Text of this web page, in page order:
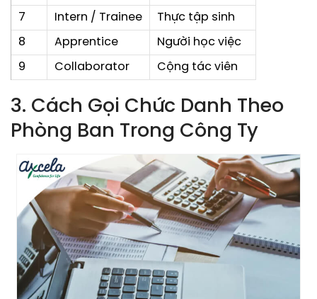
7 Intern / Trainee Thực tập sinh
8 Apprentice Người học việc
9 Collaborator Cộng tác viên
3. Cách Gọi Chức Danh Theo
Phòng Ban Trong Công Ty